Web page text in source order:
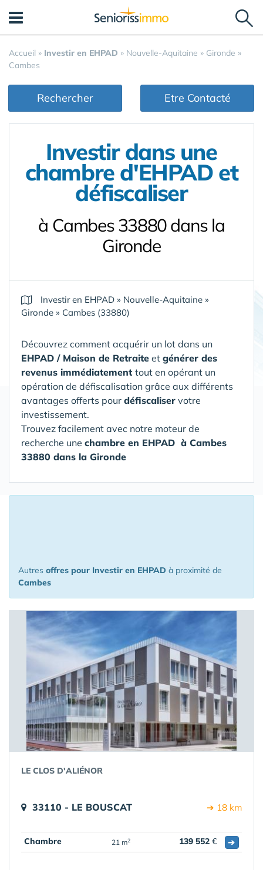
Accueil » Investir en EHPAD » Nouvelle-Aquitaine » Gironde »
Cambes
Rechercher Etre Contacté
Investir dans une
chambre d'EHPAD et
défiscaliser
à Cambes 33880 dans la
Gironde
Investir en EHPAD » Nouvelle-Aquitaine »
Gironde » Cambes (33880)
Découvrez comment acquérir un lot dans un
EHPAD / Maison de Retraite et générer des
revenus immédiatement tout en opérant un
opération de défiscalisation grâce aux différents
avantages offerts pour défiscaliser votre
investissement.
Trouvez facilement avec notre moteur de
recherche une chambre en EHPAD à Cambes
33880 dans la Gironde
Autres offres pour Investir en EHPAD à proximité de
Cambes
LE CLOS D'ALIÉNOR
33110 - LE BOUSCAT ➔ 18 km
Chambre 21 m2 139 552 € ➔